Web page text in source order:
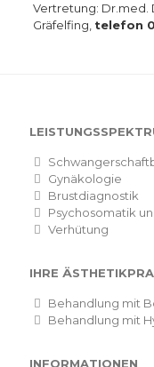
Vertretung: Dr.med.
Gräfelfing, telefon
Gynäkologie
Brustdiagnostik
Psychosomatik
Verhütung
IHRE
Behandlung mit
Behandlung mit
INFORMATIONEN